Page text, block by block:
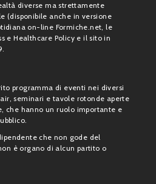
diverse ma strettamente
(disponibile anche in versione
on-line Formiche.net, le
e Healthcare Policy e il sito in
programma di eventi nei diversi
seminari e tavole rotonde aperte
che hanno un ruolo importante e
che non gode del
è organo di alcun partito o